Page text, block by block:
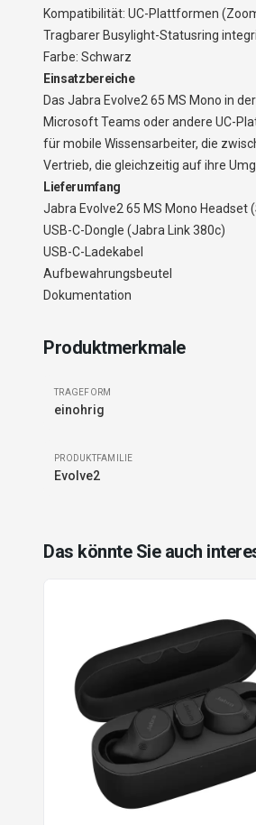
Kompatibilität: UC-Plattformen
Tragbarer Busylight-Statusring
Farbe: Schwarz
Einsatzbereiche
Das Jabra Evolve2 65 MS Mono in
Microsoft Teams oder andere UC-
für mobile Wissensarbeiter, die
Vertrieb, die gleichzeitig auf ihre
Lieferumfang
Jabra Evolve2 65 MS Mono Headset
USB-C-Dongle (Jabra Link 380c)
USB-C-Ladekabel
Aufbewahrungsbeutel
Dokumentation
Produktmerkmale
TRAGEFORM
einohrig
PRODUKTFAMILIE
Evolve2
Das könnte Sie auch